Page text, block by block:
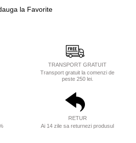
la Favorite
TRANSPORT GRATUIT
Transport gratuit la comenzi de
peste 250 lei.
RETUR
Ai 14 zile sa returnezi produsul